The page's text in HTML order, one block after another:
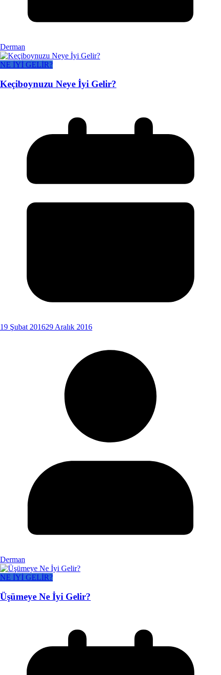
Derman
NE İYİ GELİR?
Keçiboynuzu Neye İyi Gelir?
19 Şubat 201629 Aralık 2016
Derman
NE İYİ GELİR?
Üşümeye Ne İyi Gelir?